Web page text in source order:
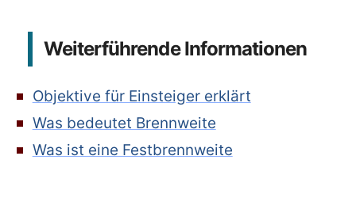
Weiterführende Informationen
Objektive für Einsteiger erklärt
Was bedeutet Brennweite
Was ist eine Festbrennweite